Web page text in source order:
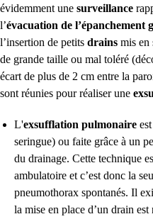
évidemment une surveillance
l’évacuation de l’épanchement
l’insertion de petits drains mis en
de grande taille ou mal toléré
écart de plus de 2 cm entre la
sont réunies pour réaliser une
L'exsufflation pulmonaire
seringue) ou faite grâce à un
du drainage. Cette technique
ambulatoire et c’est donc la
pneumothorax spontanés. Il
la mise en place d’un drain est